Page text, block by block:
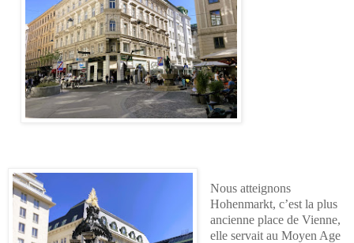
Nous atteignons
Hohenmarkt, c’est la plus
ancienne place de Vienne,
elle servait au Moyen Age